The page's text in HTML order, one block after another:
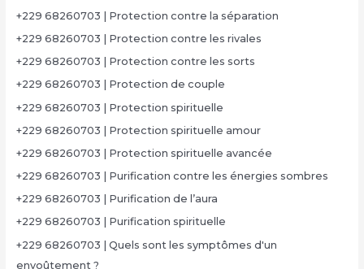
+229 68260703 | Protection contre la séparation
+229 68260703 | Protection contre les rivales
+229 68260703 | Protection contre les sorts
+229 68260703 | Protection de couple
+229 68260703 | Protection spirituelle
+229 68260703 | Protection spirituelle amour
+229 68260703 | Protection spirituelle avancée
+229 68260703 | Purification contre les énergies sombres
+229 68260703 | Purification de l’aura
+229 68260703 | Purification spirituelle
+229 68260703 | Quels sont les symptômes d'un
envoûtement ?